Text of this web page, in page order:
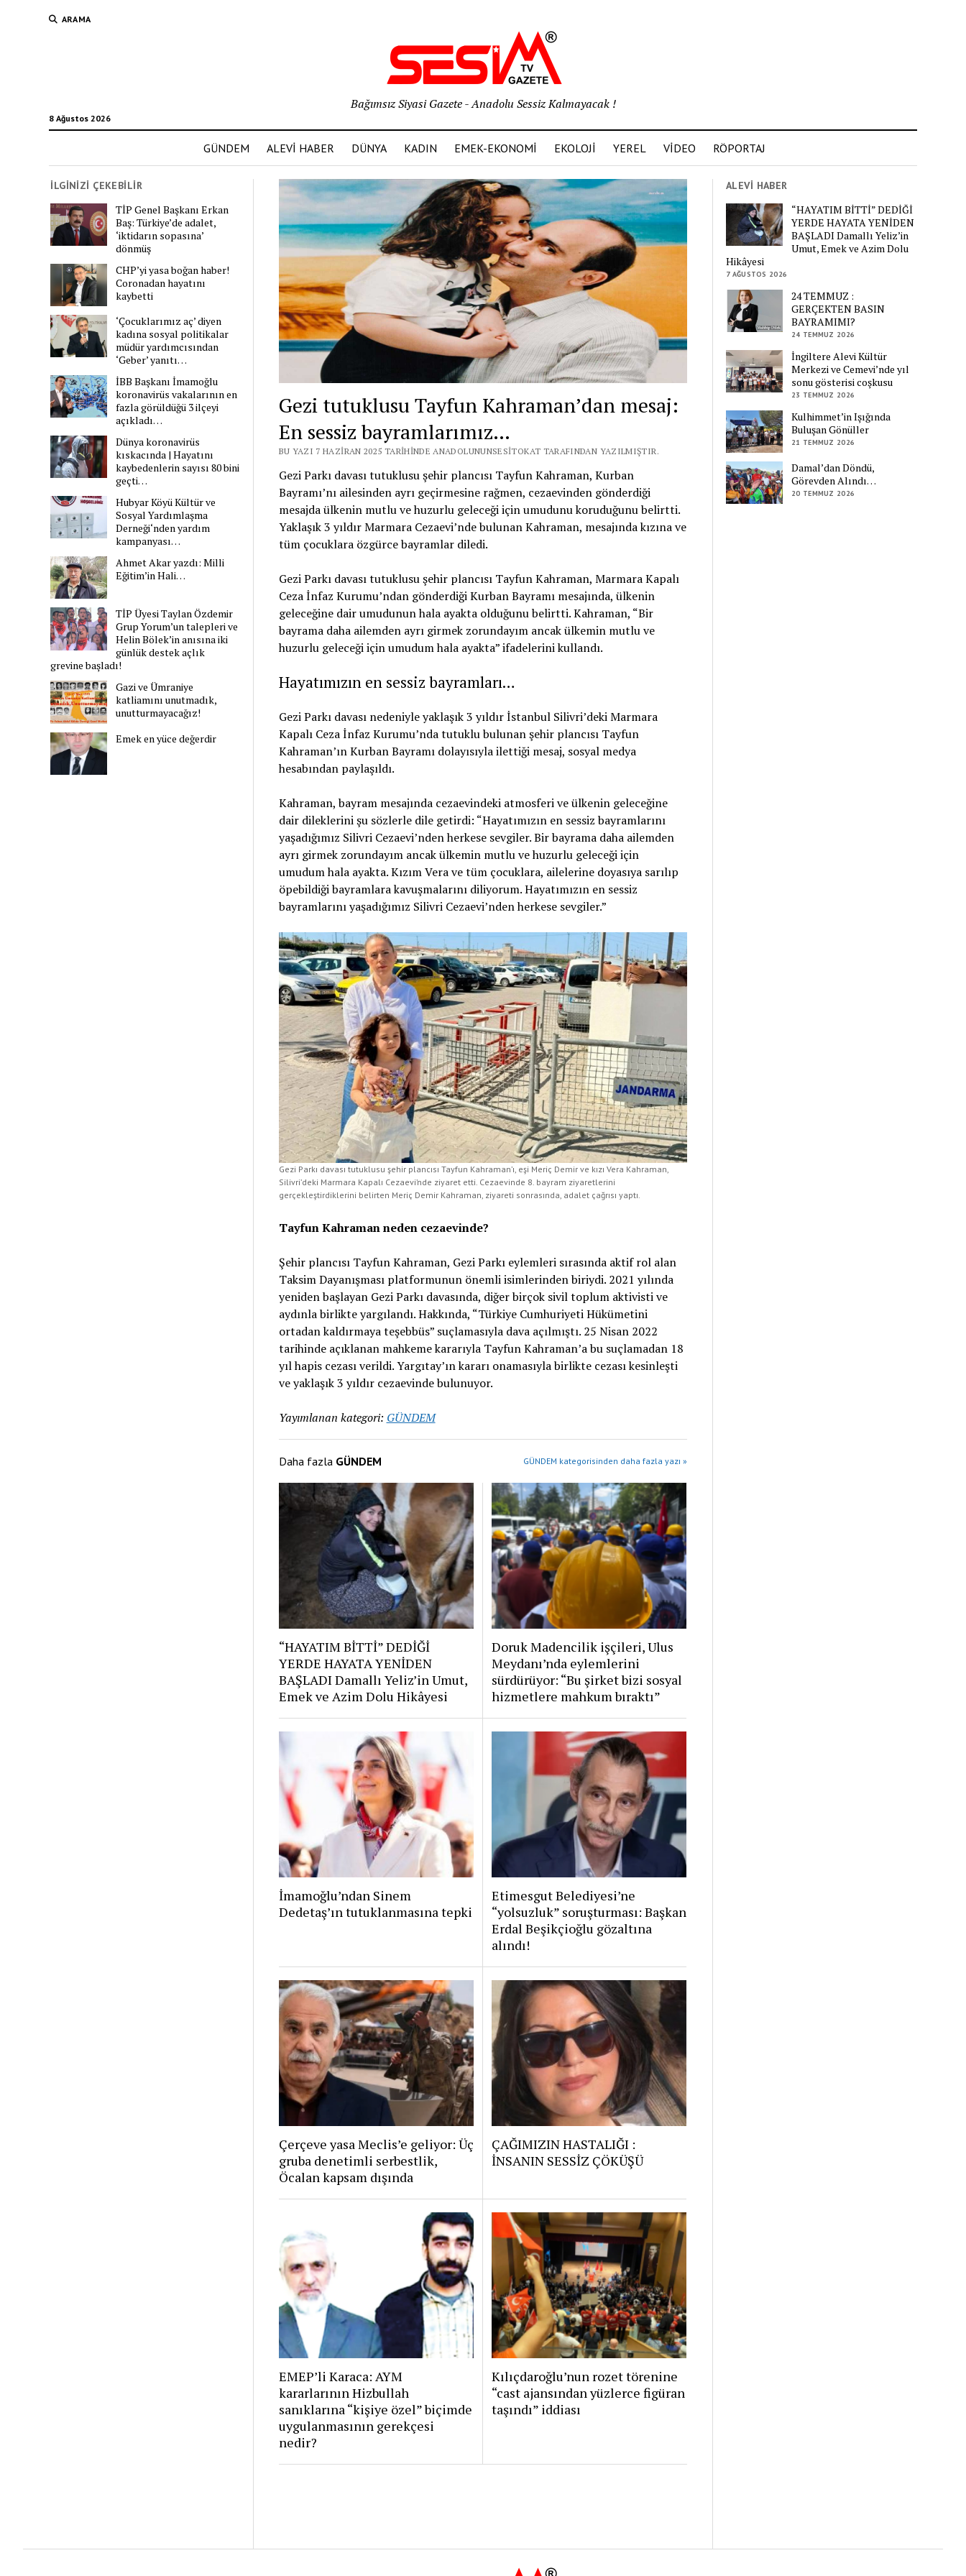
ARAMA
8 Ağustos 2026
Bağımsız Siyasi Gazete - Anadolu Sessiz Kalmayacak !
GÜNDEM ALEVİ HABER DÜNYA KADIN EMEK-EKONOMİ EKOLOJİ YEREL VİDEO RÖPORTAJ
İLGİNİZİ ÇEKEBİLİR
TİP Genel Başkanı Erkan
Baş: Türkiye’de adalet,
‘iktidarın sopasına’
dönmüş
CHP’yi yasa boğan haber!
Coronadan hayatını
kaybetti
‘Çocuklarımız aç’ diyen
kadına sosyal politikalar
müdür yardımcısından
‘Geber’ yanıtı…
İBB Başkanı İmamoğlu
koronavirüs vakalarının en
fazla görüldüğü 3 ilçeyi
açıkladı…
Dünya koronavirüs
kıskacında | Hayatını
kaybedenlerin sayısı 80 bini
geçti…
Hubyar Köyü Kültür ve
Sosyal Yardımlaşma
Derneği‘nden yardım
kampanyası…
Ahmet Akar yazdı: Milli
Eğitim’in Hali…
TİP Üyesi Taylan Özdemir
Grup Yorum’un talepleri ve
Helin Bölek’in anısına iki
günlük destek açlık
grevine başladı!
Gazi ve Ümraniye
katliamını unutmadık,
unutturmayacağız!
Emek en yüce değerdir
Gezi tutuklusu Tayfun Kahraman’dan mesaj:
En sessiz bayramlarımız…
BU YAZI 7 HAZIRAN 2025 TARIHINDE ANADOLUNUNSESITOKAT TARAFINDAN YAZILMIŞTIR.
Gezi Parkı davası tutuklusu şehir plancısı Tayfun Kahraman, Kurban
Bayramı’nı ailesinden ayrı geçirmesine rağmen, cezaevinden gönderdiği
mesajda ülkenin mutlu ve huzurlu geleceği için umudunu koruduğunu belirtti.
Yaklaşık 3 yıldır Marmara Cezaevi’nde bulunan Kahraman, mesajında kızına ve
tüm çocuklara özgürce bayramlar diledi.
Gezi Parkı davası tutuklusu şehir plancısı Tayfun Kahraman, Marmara Kapalı
Ceza İnfaz Kurumu’ndan gönderdiği Kurban Bayramı mesajında, ülkenin
geleceğine dair umudunun hala ayakta olduğunu belirtti. Kahraman, “Bir
bayrama daha ailemden ayrı girmek zorundayım ancak ülkemin mutlu ve
huzurlu geleceği için umudum hala ayakta” ifadelerini kullandı.
Hayatımızın en sessiz bayramları…
Gezi Parkı davası nedeniyle yaklaşık 3 yıldır İstanbul Silivri’deki Marmara
Kapalı Ceza İnfaz Kurumu’nda tutuklu bulunan şehir plancısı Tayfun
Kahraman’ın Kurban Bayramı dolayısıyla ilettiği mesaj, sosyal medya
hesabından paylaşıldı.
Kahraman, bayram mesajında cezaevindeki atmosferi ve ülkenin geleceğine
dair dileklerini şu sözlerle dile getirdi: “Hayatımızın en sessiz bayramlarını
yaşadığımız Silivri Cezaevi’nden herkese sevgiler. Bir bayrama daha ailemden
ayrı girmek zorundayım ancak ülkemin mutlu ve huzurlu geleceği için
umudum hala ayakta. Kızım Vera ve tüm çocuklara, ailelerine doyasıya sarılıp
öpebildiği bayramlara kavuşmalarını diliyorum. Hayatımızın en sessiz
bayramlarını yaşadığımız Silivri Cezaevi’nden herkese sevgiler.”
Gezi Parkı davası tutuklusu şehir plancısı Tayfun Kahraman’ı, eşi Meriç Demir ve kızı Vera Kahraman,
Silivri’deki Marmara Kapalı Cezaevi’nde ziyaret etti. Cezaevinde 8. bayram ziyaretlerini
gerçekleştirdiklerini belirten Meriç Demir Kahraman, ziyareti sonrasında, adalet çağrısı yaptı.
Tayfun Kahraman neden cezaevinde?
Şehir plancısı Tayfun Kahraman, Gezi Parkı eylemleri sırasında aktif rol alan
Taksim Dayanışması platformunun önemli isimlerinden biriydi. 2021 yılında
yeniden başlayan Gezi Parkı davasında, diğer birçok sivil toplum aktivisti ve
aydınla birlikte yargılandı. Hakkında, “Türkiye Cumhuriyeti Hükümetini
ortadan kaldırmaya teşebbüs” suçlamasıyla dava açılmıştı. 25 Nisan 2022
tarihinde açıklanan mahkeme kararıyla Tayfun Kahraman’a bu suçlamadan 18
yıl hapis cezası verildi. Yargıtay’ın kararı onamasıyla birlikte cezası kesinleşti
ve yaklaşık 3 yıldır cezaevinde bulunuyor.
Yayımlanan kategori: GÜNDEM
Daha fazla GÜNDEM GÜNDEM kategorisinden daha fazla yazı »
“HAYATIM BİTTİ” DEDİĞİ
YERDE HAYATA YENİDEN
BAŞLADI Damallı Yeliz’in Umut,
Emek ve Azim Dolu Hikâyesi
Doruk Madencilik işçileri, Ulus
Meydanı’nda eylemlerini
sürdürüyor: “Bu şirket bizi sosyal
hizmetlere mahkum bıraktı”
İmamoğlu’ndan Sinem
Dedetaş’ın tutuklanmasına tepki
Etimesgut Belediyesi’ne
“yolsuzluk” soruşturması: Başkan
Erdal Beşikçioğlu gözaltına
alındı!
Çerçeve yasa Meclis’e geliyor: Üç
gruba denetimli serbestlik,
Öcalan kapsam dışında
ÇAĞIMIZIN HASTALIĞI :
İNSANIN SESSİZ ÇÖKÜŞÜ
EMEP’li Karaca: AYM
kararlarının Hizbullah
sanıklarına “kişiye özel” biçimde
uygulanmasının gerekçesi
nedir?
Kılıçdaroğlu’nun rozet törenine
“cast ajansından yüzlerce figüran
taşındı” iddiası
ALEVİ HABER
“HAYATIM BİTTİ” DEDİĞİ
YERDE HAYATA YENİDEN
BAŞLADI Damallı Yeliz’in
Umut, Emek ve Azim Dolu
Hikâyesi
7 AĞUSTOS 2026
24 TEMMUZ :
GERÇEKTEN BASIN
BAYRAMIMI?
24 TEMMUZ 2026
İngiltere Alevi Kültür
Merkezi ve Cemevi’nde yıl
sonu gösterisi coşkusu
23 TEMMUZ 2026
Kulhimmet’in Işığında
Buluşan Gönüller
21 TEMMUZ 2026
Damal’dan Döndü,
Görevden Alındı…
20 TEMMUZ 2026